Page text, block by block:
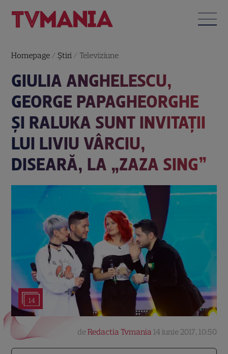
Homepage / Știri / Televiziune
GIULIA ANGHELESCU,
GEORGE PAPAGHEORGHE
ȘI RALUKA SUNT INVITAȚII
LUI LIVIU VÂRCIU,
DISEARĂ, LA „ZAZA SING”
14
deRedactia Tvmania 14 iunie 2017, 10:50